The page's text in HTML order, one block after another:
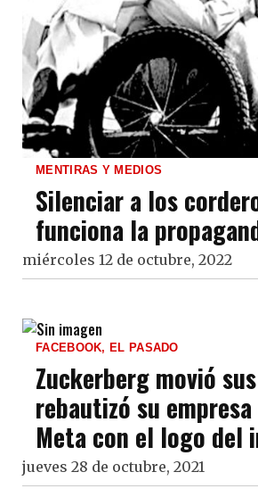
MENTIRAS Y MEDIOS
Silenciar a los
funciona la
miércoles 12 de octubre, 2022
FACEBOOK, EL PASADO
Zuckerberg movió
rebautizó su
Meta con el logo del
jueves 28 de octubre, 2021